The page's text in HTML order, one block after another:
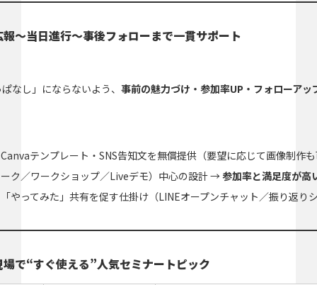
～当日進行～事後フォローまで一貫サポート
なし」にならないよう、 事前の魅力づけ・参加率UP・フォローアッ
テンプレート・SNS告知文を無償提供（要望に応じて画像制作
ク／ワークショップ／Liveデモ）中心の設計 →参加率と満足度が高
やってみた」共有を促す仕掛け（LINEオープンチャット／振り返り
で“すぐ使える”人気セミナートピック